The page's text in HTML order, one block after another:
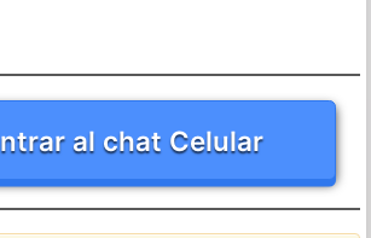
al chat Celular